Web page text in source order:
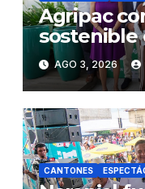
Agripac
sostenible
Memoria
AGO 3, 2026
CANTONES